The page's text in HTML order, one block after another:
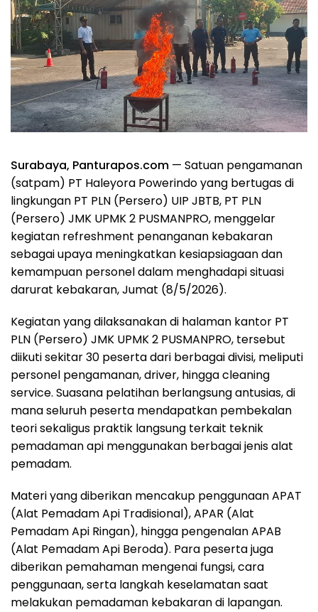
Surabaya, Panturapos.com — Satuan pengamanan
(satpam) PT Haleyora Powerindo yang bertugas di
lingkungan PT PLN (Persero) UIP JBTB, PT PLN
(Persero) JMK UPMK 2 PUSMANPRO, menggelar
kegiatan refreshment penanganan kebakaran
sebagai upaya meningkatkan kesiapsiagaan dan
kemampuan personel dalam menghadapi situasi
darurat kebakaran, Jumat (8/5/2026).
Kegiatan yang dilaksanakan di halaman kantor PT
PLN (Persero) JMK UPMK 2 PUSMANPRO, tersebut
diikuti sekitar 30 peserta dari berbagai divisi, meliputi
personel pengamanan, driver, hingga cleaning
service. Suasana pelatihan berlangsung antusias, di
mana seluruh peserta mendapatkan pembekalan
teori sekaligus praktik langsung terkait teknik
pemadaman api menggunakan berbagai jenis alat
pemadam.
Materi yang diberikan mencakup penggunaan APAT
(Alat Pemadam Api Tradisional), APAR (Alat
Pemadam Api Ringan), hingga pengenalan APAB
(Alat Pemadam Api Beroda). Para peserta juga
diberikan pemahaman mengenai fungsi, cara
penggunaan, serta langkah keselamatan saat
melakukan pemadaman kebakaran di lapangan.